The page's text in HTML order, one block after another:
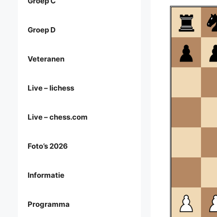
Groep D
Veteranen
Live – lichess
Live – chess.com
Foto’s 2026
Informatie
Programma